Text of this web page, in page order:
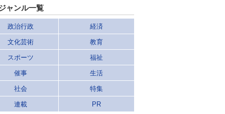
ャンル一覧
政治行政 経済
文化芸術 教育
スポーツ 福祉
催事 生活
社会 特集
連載 PR